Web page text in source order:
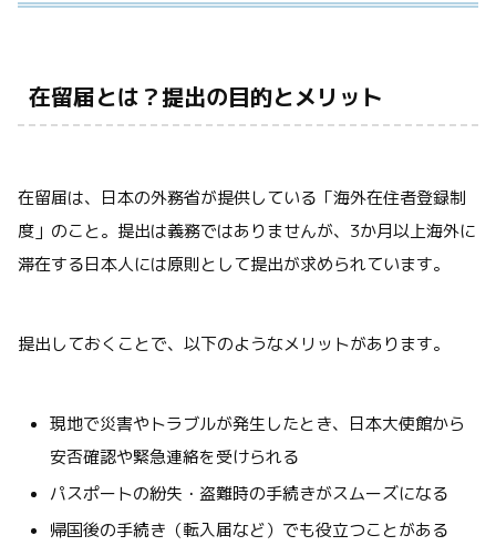
在留届とは？提出の目的とメリット
在留届は、日本の外務省が提供している「海外在住者登録制
度」のこと。提出は義務ではありませんが、3か月以上海外に
滞在する日本人には原則として提出が求められています。
提出しておくことで、以下のようなメリットがあります。
現地で災害やトラブルが発生したとき、日本大使館から
安否確認や緊急連絡を受けられる
パスポートの紛失・盗難時の手続きがスムーズになる
帰国後の手続き（転入届など）でも役立つことがある